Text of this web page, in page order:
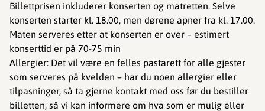
Billettprisen inkluderer konserten og matretten. Selve
konserten starter kl. 18.00, men dørene åpner fra kl. 17.00.
Maten serveres etter at konserten er over – estimert
konserttid er på 70-75 min
Allergier: Det vil være en felles pastarett for alle gjester
som serveres på kvelden – har du noen allergier eller
tilpasninger, så ta gjerne kontakt med oss før du bestiller
billetten, så vi kan informere om hva som er mulig eller